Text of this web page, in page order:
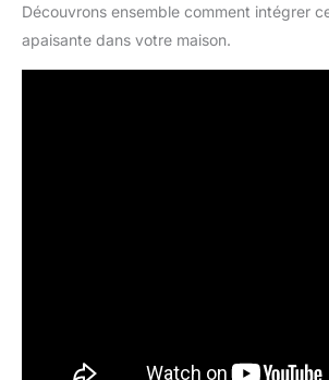
Découvrons ensemble comment intégrer
apaisante dans votre maison.